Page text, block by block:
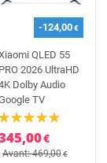
-124,00€
QLED 55
PRO 2026 UltraHD
Dolby Audio
TV
€
Avant: 469,00€